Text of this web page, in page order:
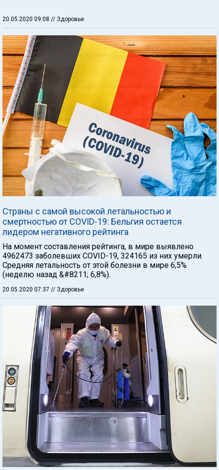
20.05.2020 09:08 // Здоровье
Страны с самой высокой летальностью и
смертностью от COVID-19: Бельгия остается
лидером негативного рейтинга
На момент составления рейтинга, в мире выявлено
4962473 заболевших COVID-19, 324165 из них умерли.
Средняя летальность от этой болезни в мире 6,5%
(неделю назад &#8211; 6,8%).
20.05.2020 07:37 // Здоровье